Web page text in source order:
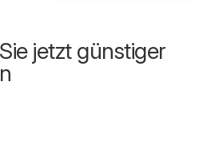
jetzt günstiger